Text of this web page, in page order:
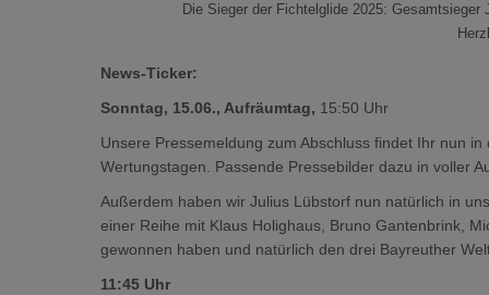
Die Sieger der Fichtelglide 2025:
News-Ticker:
Sonntag, 15.06., Aufräumtag, 15:50 Uhr
Unsere Pressemeldung zum Abschluss findet Ihr nun
Wertungstagen. Passende Pressebilder dazu in voller
Außerdem haben wir Julius Lübstorf nun natürlich in
einer Reihe mit Klaus Holighaus, Bruno Gantenbrink,
gewonnen haben und natürlich den drei Bayreuther
11:45 Uhr